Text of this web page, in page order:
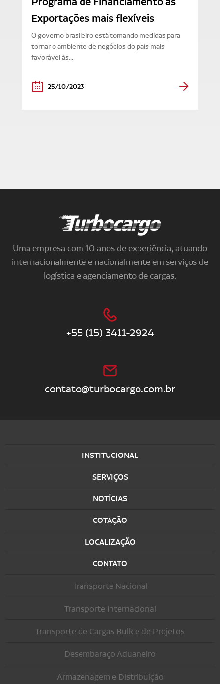
Exportações mais flexíveis
O governo brasileiro está tomando medidas para
tornar o ambiente de negócios do país mais
favorável às...
25/10/2023
Turbocargo
Uma empresa com 10 anos de experiência, atuando
internacionalmente e nacionalmente em serviços de
logística e agenciamento de cargas.
+55 (15) 3411-2924
contato@turbocargo.com.br
INSTITUCIONAL
SERVIÇOS
NOTÍCIAS
COTAÇÃO
LOCALIZAÇÃO
CONTATO
Transporte Nacional
Transporte Internacional
Transporte de Cargas Bulk e de Projetos
Desembaraço Aduaneiro
Armazenagem e Distribuição